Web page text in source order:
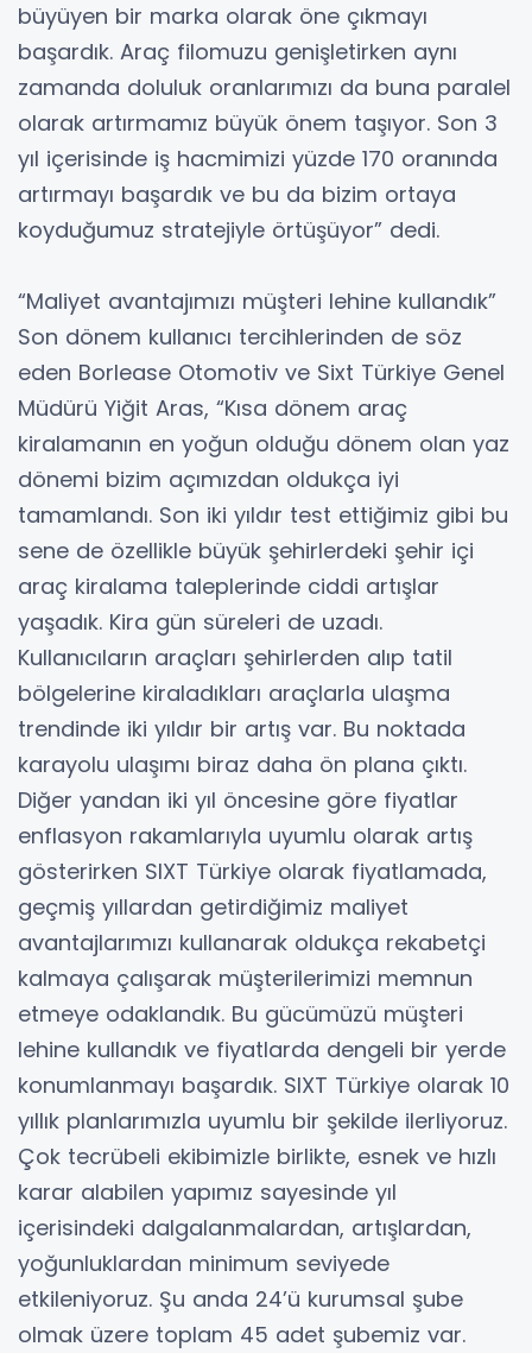
büyüyen bir marka olarak öne çıkmayı
başardık. Araç filomuzu genişletirken aynı
zamanda doluluk oranlarımızı da buna paralel
olarak artırmamız büyük önem taşıyor. Son 3
yıl içerisinde iş hacmimizi yüzde 170 oranında
artırmayı başardık ve bu da bizim ortaya
koyduğumuz stratejiyle örtüşüyor” dedi.
“Maliyet avantajımızı müşteri lehine kullandık”
Son dönem kullanıcı tercihlerinden de söz
eden Borlease Otomotiv ve Sixt Türkiye Genel
Müdürü Yiğit Aras, “Kısa dönem araç
kiralamanın en yoğun olduğu dönem olan yaz
dönemi bizim açımızdan oldukça iyi
tamamlandı. Son iki yıldır test ettiğimiz gibi bu
sene de özellikle büyük şehirlerdeki şehir içi
araç kiralama taleplerinde ciddi artışlar
yaşadık. Kira gün süreleri de uzadı.
Kullanıcıların araçları şehirlerden alıp tatil
bölgelerine kiraladıkları araçlarla ulaşma
trendinde iki yıldır bir artış var. Bu noktada
karayolu ulaşımı biraz daha ön plana çıktı.
Diğer yandan iki yıl öncesine göre fiyatlar
enflasyon rakamlarıyla uyumlu olarak artış
gösterirken SIXT Türkiye olarak fiyatlamada,
geçmiş yıllardan getirdiğimiz maliyet
avantajlarımızı kullanarak oldukça rekabetçi
kalmaya çalışarak müşterilerimizi memnun
etmeye odaklandık. Bu gücümüzü müşteri
lehine kullandık ve fiyatlarda dengeli bir yerde
konumlanmayı başardık. SIXT Türkiye olarak 10
yıllık planlarımızla uyumlu bir şekilde ilerliyoruz.
Çok tecrübeli ekibimizle birlikte, esnek ve hızlı
karar alabilen yapımız sayesinde yıl
içerisindeki dalgalanmalardan, artışlardan,
yoğunluklardan minimum seviyede
etkileniyoruz. Şu anda 24’ü kurumsal şube
olmak üzere toplam 45 adet şubemiz var.